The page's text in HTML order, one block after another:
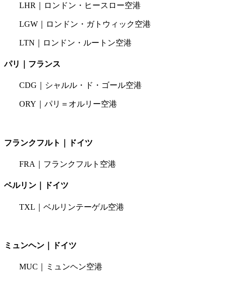
LHR｜ロンドン・ヒースロー空港
LGW｜ロンドン・ガトウィック空港
LTN｜ロンドン・ルートン空港
パリ｜フランス
CDG｜シャルル・ド・ゴール空港
ORY｜パリ＝オルリー空港
フランクフルト｜ドイツ
FRA｜フランクフルト空港
ベルリン｜ドイツ
TXL｜ベルリンテーゲル空港
ミュンヘン｜ドイツ
MUC｜ミュンヘン空港